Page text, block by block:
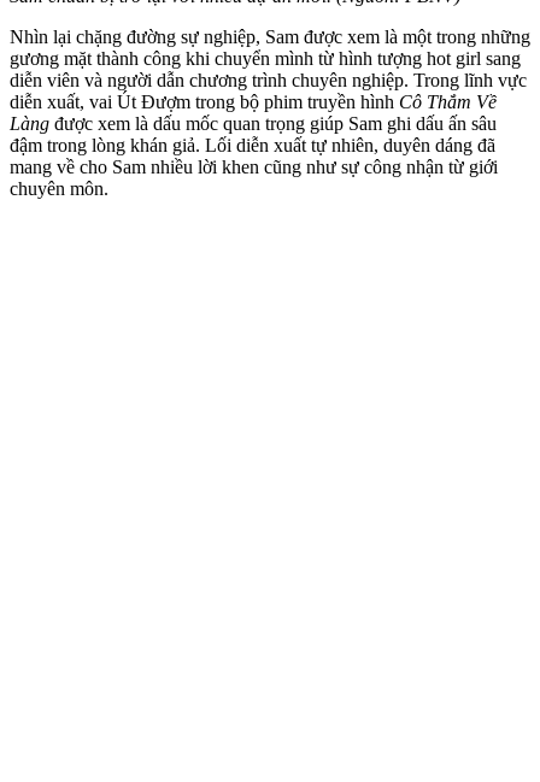
Nhìn lại chặng đường sự nghiệp, Sam được xem là một trong những
gương mặt thành công khi chuyển mình từ hình tượng hot girl sang
diễn viên và người dẫn chương trình chuyên nghiệp. Trong lĩnh vực
diễn xuất, vai Út Đượm trong bộ phim truyền hình Cô Thắm Về
Làng được xem là dấu mốc quan trọng giúp Sam ghi dấu ấn sâu
đậm trong lòng khán giả. Lối diễn xuất tự nhiên, duyên dáng đã
mang về cho Sam nhiều lời khen cũng như sự công nhận từ giới
chuyên môn.